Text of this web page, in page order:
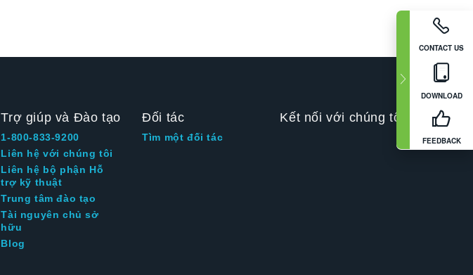
CONTACT US
DOWNLOAD
FEEDBACK
Trợ giúp và Đào tạo
1-800-833-9200
Liên hệ với chúng tôi
Liên hệ bộ phận Hỗ
trợ kỹ thuật
Trung tâm đào tạo
Tài nguyên chủ sở
hữu
Blog
Đối tác
Tìm một đối tác
Kết nối với chúng tôi